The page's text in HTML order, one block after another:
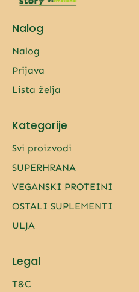
Nalog
Nalog
Prijava
Lista želja
Kategorije
Svi proizvodi
SUPERHRANA
VEGANSKI PROTEINI
OSTALI SUPLEMENTI
ULJA
Legal
T&C